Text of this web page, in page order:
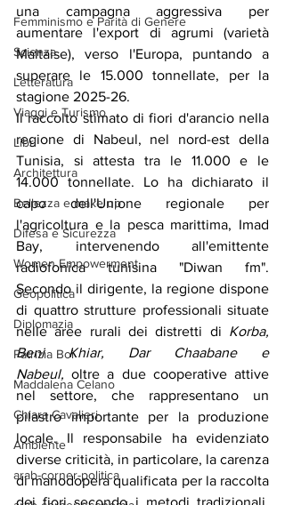
Femminismo e Parità di Genere
Scienza
Letteratura
Viaggi e Turismo
Libri
Architettura
Bellezza e make up
Difesa e Sicurezza
Women Empowerment
Geopolitica
Diplomazia
Patrizia Boi
Maddalena Celano
Chiara Cavalieri
Ambiente
arab-corner-politica
una campagna aggressiva per
aumentare l'export di agrumi (varietà
Maltaise), verso l'Europa, puntando a
superare le 15.000 tonnellate, per la
stagione 2025-26.
Il raccolto stimato di fiori d'arancio nella
regione di Nabeul, nel nord-est della
Tunisia, si attesta tra le 11.000 e le
14.000 tonnellate. Lo ha dichiarato il
capo dell'Unione regionale per
l'agricoltura e la pesca marittima, Imad
Bay, intervenendo all'emittente
radiofonica tunisina "Diwan fm".
Secondo il dirigente, la regione dispone
di quattro strutture professionali situate
nelle aree rurali dei distretti di Korba,
Beni Khiar, Dar Chaabane e
Nabeul, oltre a due cooperative attive
nel settore, che rappresentano un
pilastro importante per la produzione
locale. Il responsabile ha evidenziato
diverse criticità, in particolare, la carenza
di manodopera qualificata per la raccolta
dei fiori secondo i metodi tradizionali,